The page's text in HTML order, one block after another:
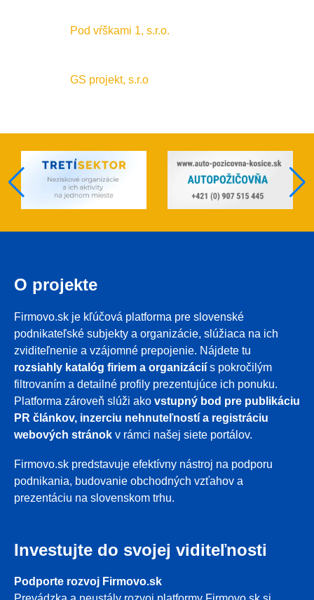
Pod vŕškami 1, s.r.o.
GS projekt, s.r.o
O projekte
Firmovo.sk je kľúčová platforma pre slovenské
podnikateľské subjekty a organizácie, slúžiaca na ich
zviditeľnenie a vzájomné prepojenie. Nájdete tu
rozsiahly katalóg firiem a organizácií s pokročilým
filtrovaním a detailné profily prezentujúce ich ponuku.
Platforma zároveň slúži ako vstupný bod pre publikáciu
PR článkov, inzerciu nehnuteľností a registráciu
webových stránok v rámci našej siete portálov.
Firmovo.sk predstavuje efektívny nástroj na podporu
podnikania, budovanie obchodných vzťahov a
prezentáciu na slovenskom trhu.
Investujte do svojej viditeľnosti
Podporte rozvoj Firmovo.sk